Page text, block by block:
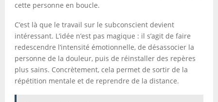
cette personne en boucle.
C’est là que le travail sur le subconscient devient
intéressant. L’idée n’est pas magique : il s’agit de faire
redescendre l’intensité émotionnelle, de désassocier la
personne de la douleur, puis de réinstaller des repères
plus sains. Concrètement, cela permet de sortir de la
répétition mentale et de reprendre de la distance.